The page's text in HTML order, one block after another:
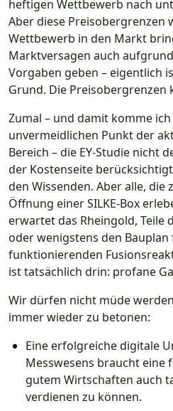
heftigen Wettbewerb nach
Aber diese Preisobergrenzen
Wettbewerb in den Markt
Marktversagen auch
Vorgaben geben – eigentlich
Grund. Die Preisobergrenzen
Zumal – und damit komme
unvermeidlichen Punkt der
Bereich – die EY-Studie nicht
der Kostenseite
den Wissenden. Aber alle, die
Öffnung einer SILKE-Box
erwartet das Rheingold, Teile
oder wenigstens den Bauplan
funktionierenden
ist tatsächlich drin: profane
Wir dürfen nicht müde
immer wieder zu betonen:
Eine erfolgreiche digitale
Messwesens braucht eine
gutem Wirtschaften auch
verdienen zu können.